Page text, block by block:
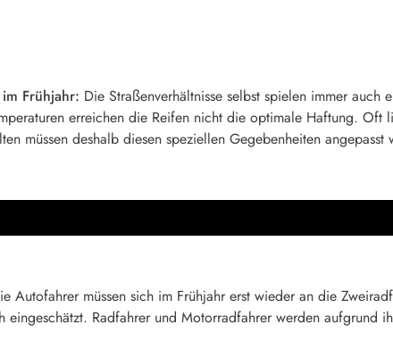
Frühjahr: Die Straßenverhältnisse selbst spielen immer
erreichen die Reifen nicht die optimale Haftung.
müssen deshalb diesen speziellen Gegebenheiten angepasst
Autofahrer müssen sich im Frühjahr erst wieder an die
eingeschätzt. Radfahrer und Motorradfahrer werden aufgrund